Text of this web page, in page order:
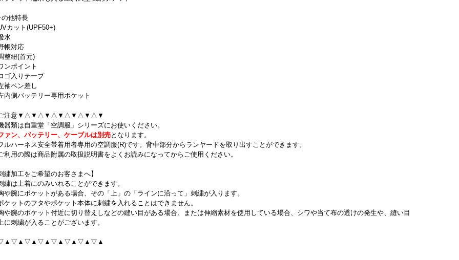
他特長
カット(UPF50+)
水
帳対応
整紐(首元)
ンポイント
ゴ入りテープ
袖ペン差し
内側バッテリー専用ポケット
注意▼△▼△▼△▼△▼△▼△▼
器類は自重堂「空調服」シリーズにお使いください。
ァン、バッテリー、ケーブルは別売となります。
ルハーネス安全帯着用者専用の空調服(R)です。背中部分からランヤードを取り出すことができます。
利用の際は商品附属の取扱説明書をよくお読みになってからご使用ください。
繍加工をご希望のお客さまへ】
繍は上着にのみいれることができます。
や腕にポケットがある場合、その「上」の「ラインに沿って」刺繍が入ります。
ケットのフタやポケット本体に刺繍を入れることはできません。
や腕のポケット付近に切り替えしなどの縫い目がある場合、または伸縮素材を使用している場合、シワや当て布の透けの発生や、縫い目
に刺繍が入ることがございます。